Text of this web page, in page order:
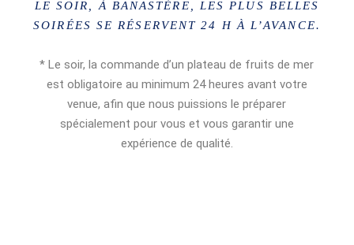
LE SOIR, À BANASTÈRE, LES PLUS BELLES
SOIRÉES SE RÉSERVENT 24 H À L’AVANCE.
* Le soir, la commande d’un plateau de fruits de mer
est obligatoire au minimum 24 heures avant votre
venue, afin que nous puissions le préparer
spécialement pour vous et vous garantir une
expérience de qualité.